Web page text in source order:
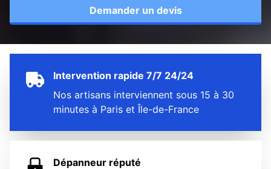
Demander un devis
Intervention rapide 7/7 24/24
Nos artisans interviennent sous 15 à 30
minutes à Paris et Île-de-France
Dépanneur réputé